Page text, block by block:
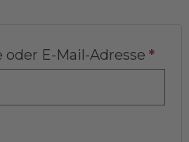
E-Mail-Adresse *